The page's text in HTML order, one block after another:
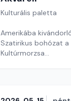
Kulturális paletta
Amerikába
Szatirikus bohózat a
Kultúrmorzsa